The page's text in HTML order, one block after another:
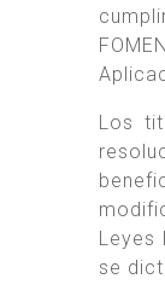
Los
Leyes
se